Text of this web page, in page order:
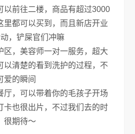
以前往二楼，商品有超过3000
里都可以买到，而且新店开业
，铲屎官们冲嘛
区，美容师一对一服务，超大
以清楚的看到洗护的过程，不
爱的瞬间
厅，可以带着你的毛孩子开场
卡也很出片，不过我们去的时
很期待～